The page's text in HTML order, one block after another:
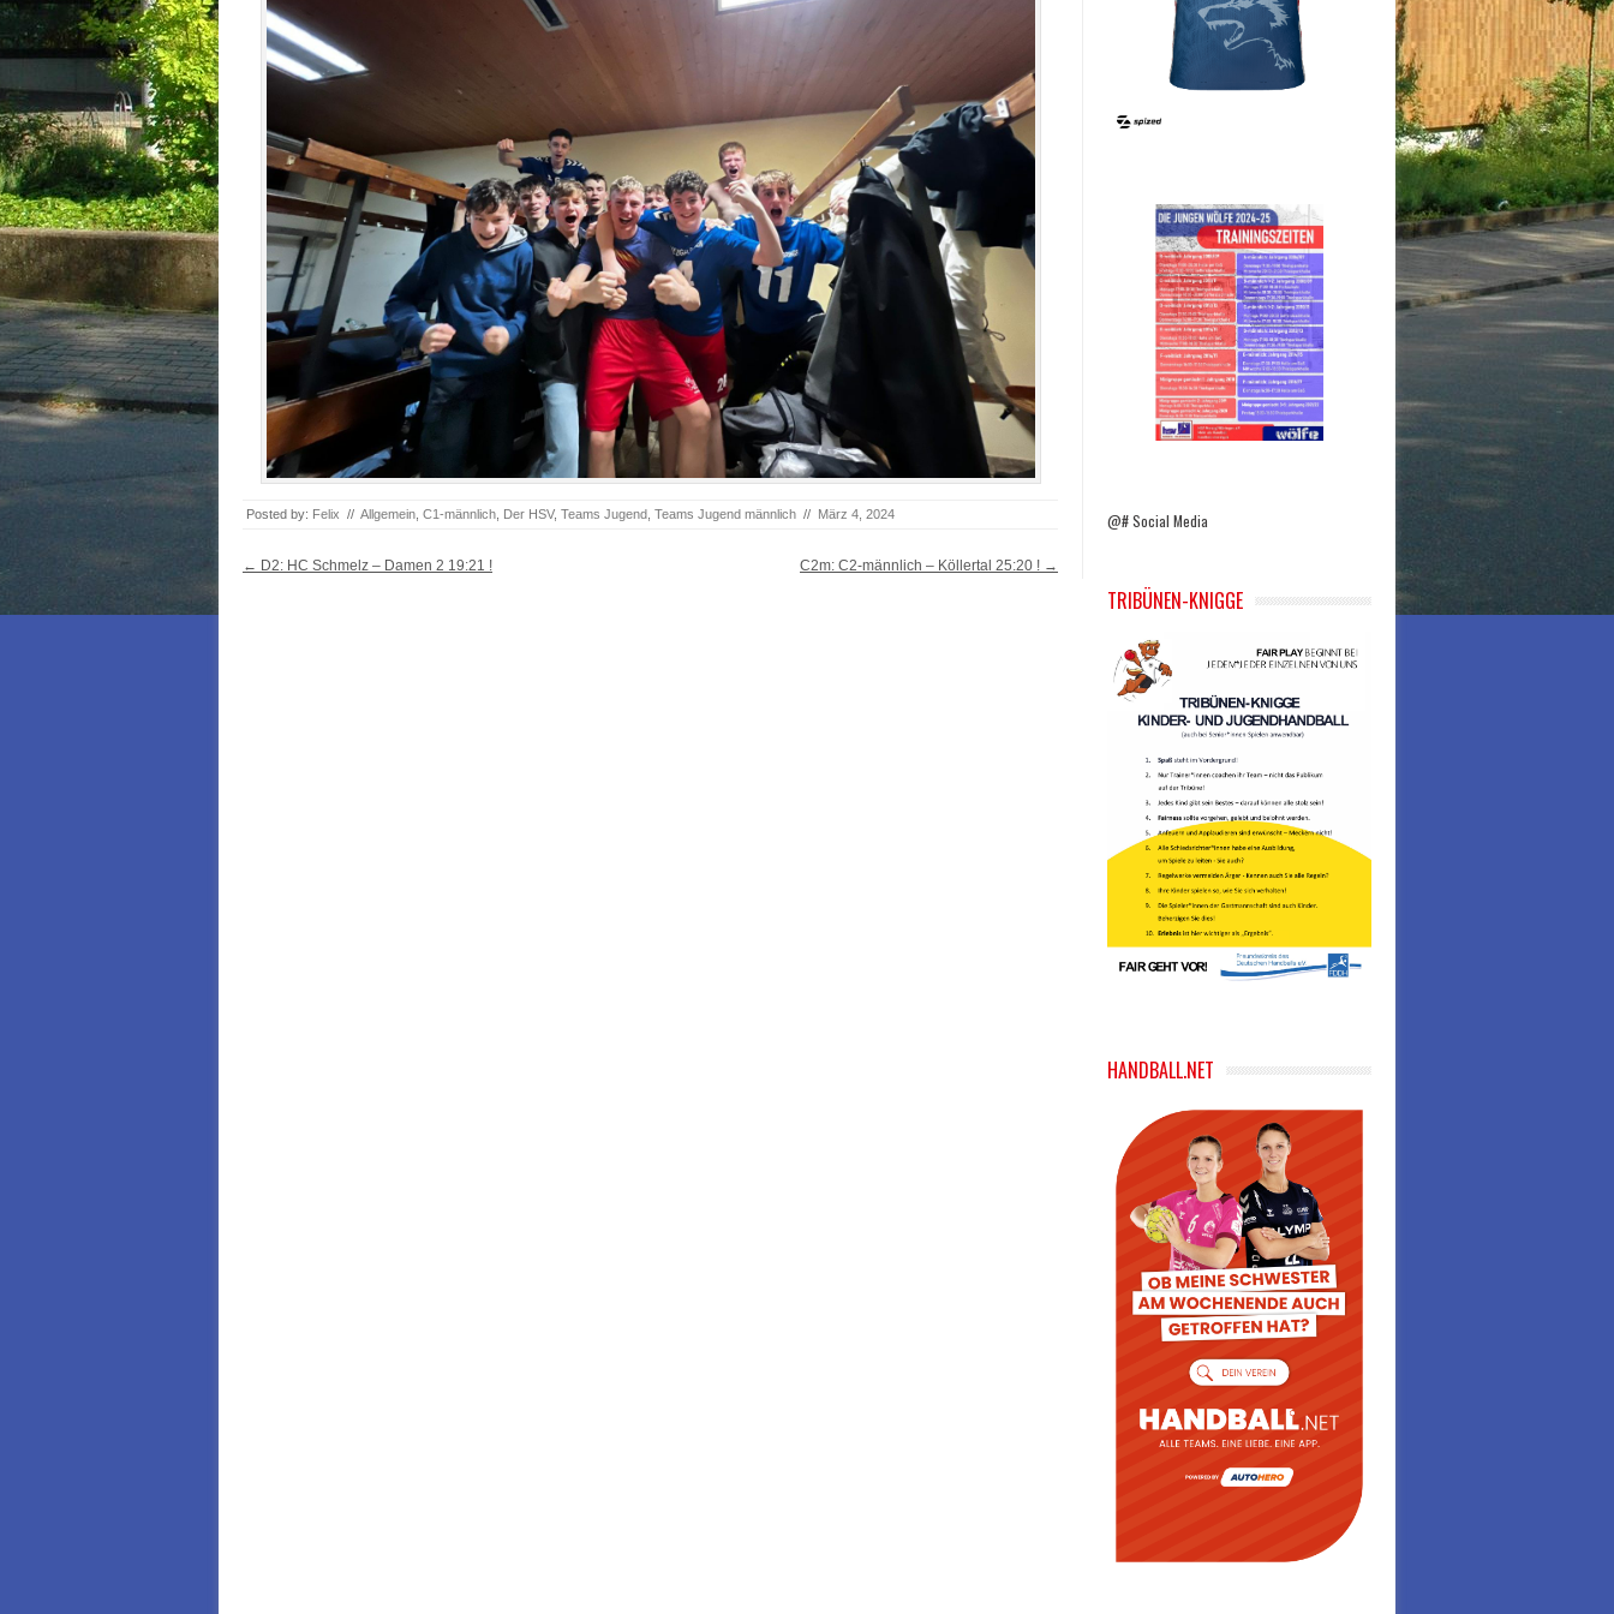
Posted by: Felix // Allgemein C1-männlich Der HSV, Teams Jugend Teams Jugend männlich // März 4, 2024
Post navigation
← D2: HC Schmelz – Damen 2 19:21 ! C2m: C2-männlich – Köllertal 25:20 ! →
@# Social Media
TRIBÜNEN-KNIGGE
HANDBALL.NET